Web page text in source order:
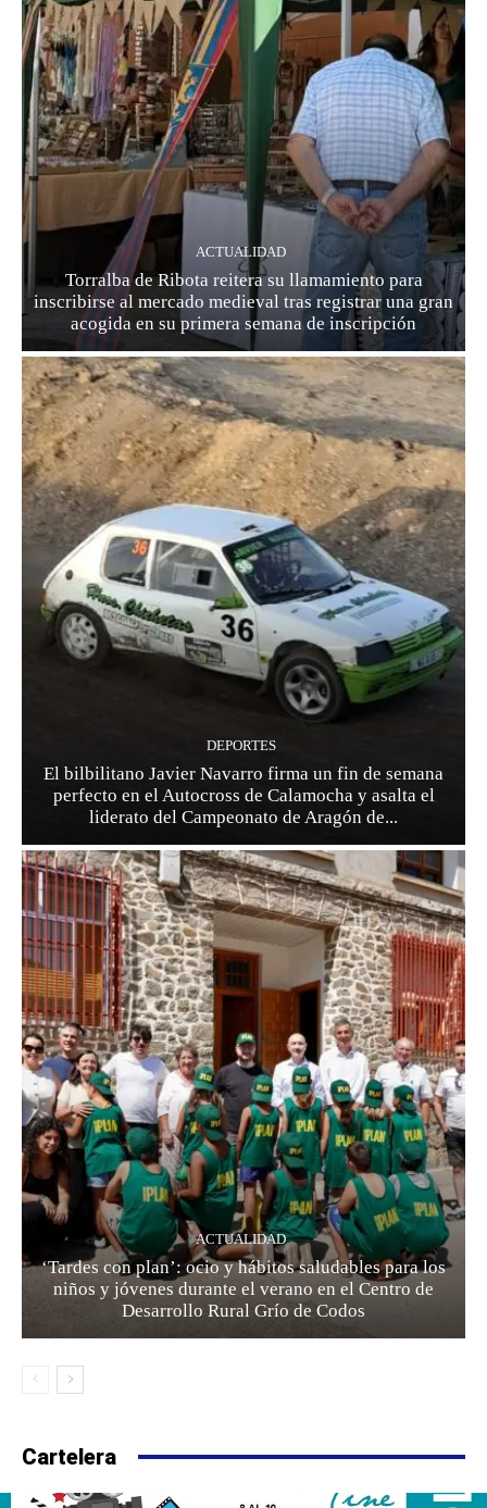
ACTUALIDAD
Torralba de Ribota reitera su llamamiento para
inscribirse al mercado medieval tras registrar una gran
acogida en su primera semana de inscripción
DEPORTES
El bilbilitano Javier Navarro firma un fin de semana
perfecto en el Autocross de Calamocha y asalta el
liderato del Campeonato de Aragón de...
ACTUALIDAD
‘Tardes con plan’: ocio y hábitos saludables para los
niños y jóvenes durante el verano en el Centro de
Desarrollo Rural Grío de Codos
Cartelera